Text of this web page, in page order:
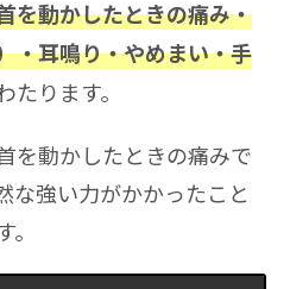
を動かしたときの痛み・
・耳鳴り・やめまい・手
たります。
を動かしたときの痛みで
な強い力がかかったこと